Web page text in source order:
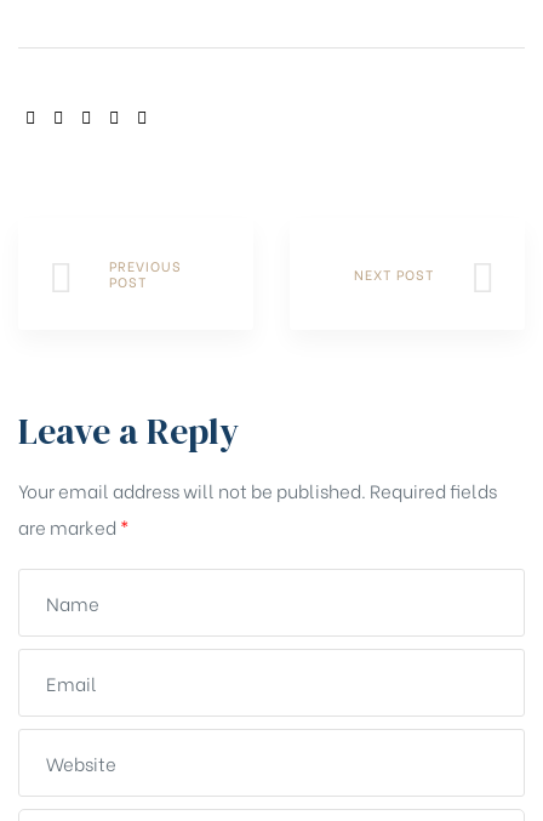
SHARE:
PREVIOUS
POST
NEXT POST
Leave a Reply
Your email address will not be published. Required fields
are marked *